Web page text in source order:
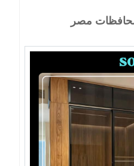
مصر